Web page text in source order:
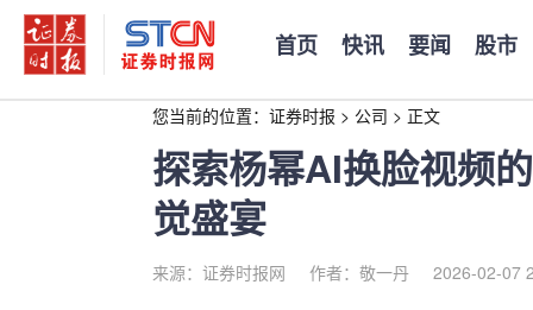
首页 快讯 要闻 股市
您当前的位置： 证券时报 > 公司 > 正文
探索杨幂AI换脸视频
觉盛宴
来源：证券时报网 作者：敬一丹 2026-02-07